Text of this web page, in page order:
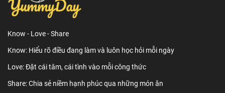
Know - Love - Share
Know: Hiểu rõ điều đang làm và luôn học hỏi mỗi ngày
Love: Đặt cái tâm, cái tình vào mỗi công thức
Share: Chia sẻ niềm hạnh phúc qua những món ăn